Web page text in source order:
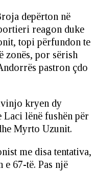
depërton në
reagon duke
topi përfundon te
zonës, por sërish
pastron çdo
kryen dy
Laci lënë fushën për
Myrto Uzunit.
me disa tentativa,
67-të. Pas një